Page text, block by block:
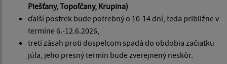
Piešťany, Topoľčany, Krupina)
ďalší postrek bude potrebný o 10-14 dní, teda približne v
termíne 6.-12.6.2026,
tretí zásah proti dospelcom spadá do obdobia začiatku
júla, jeho presný termín bude zverejnený neskôr.